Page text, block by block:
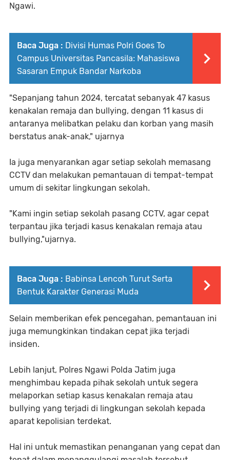
Ngawi.
Baca Juga : Divisi Humas Polri Goes To
Campus Universitas Pancasila: Mahasiswa
Sasaran Empuk Bandar Narkoba
"Sepanjang tahun 2024, tercatat sebanyak 47 kasus
kenakalan remaja dan bullying, dengan 11 kasus di
antaranya melibatkan pelaku dan korban yang masih
berstatus anak-anak," ujarnya
Ia juga menyarankan agar setiap sekolah memasang
CCTV dan melakukan pemantauan di tempat-tempat
umum di sekitar lingkungan sekolah.
"Kami ingin setiap sekolah pasang CCTV, agar cepat
terpantau jika terjadi kasus kenakalan remaja atau
bullying,"ujarnya.
Baca Juga : Babinsa Lencoh Turut Serta
Bentuk Karakter Generasi Muda
Selain memberikan efek pencegahan, pemantauan ini
juga memungkinkan tindakan cepat jika terjadi
insiden.
Lebih lanjut, Polres Ngawi Polda Jatim juga
menghimbau kepada pihak sekolah untuk segera
melaporkan setiap kasus kenakalan remaja atau
bullying yang terjadi di lingkungan sekolah kepada
aparat kepolisian terdekat.
Hal ini untuk memastikan penanganan yang cepat dan